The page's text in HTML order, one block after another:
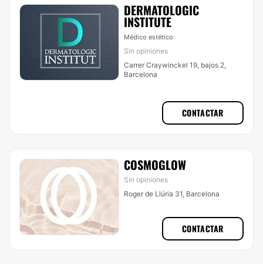
DERMATOLOGIC
INSTITUTE
Médico estético
Sin opiniones
Carrer Craywinckel 19, bajos 2,
Barcelona
CONTACTAR
COSMOGLOW
Sin opiniones
Roger de Llúria 31, Barcelona
CONTACTAR